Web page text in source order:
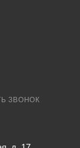
ЗВОНОК